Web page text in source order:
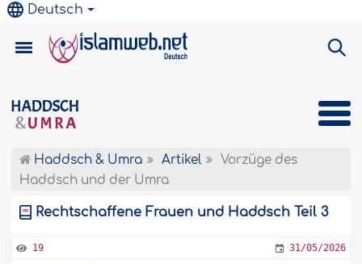
Deutsch
Haddsch & Umra Artikel
Vorzüge des
Haddsch und der Umra
Rechtschaffene Frauen und Haddsch Teil 3
19 31/05/2026